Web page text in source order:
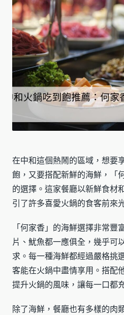
在中和這個熱鬧的區域，想要
飽，又要搭配新鮮的海鮮，「
的選擇。這家餐廳以新鮮食材
引了許多喜愛火鍋的食客前來
「何家香」的海鮮選擇非常
片、魷魚都一應俱全，幾乎可
求。每一種海鮮都經過嚴格挑
客能在火鍋中盡情享用。搭配
提升火鍋的風味，讓每一口都
除了海鮮，餐廳也有多樣的肉